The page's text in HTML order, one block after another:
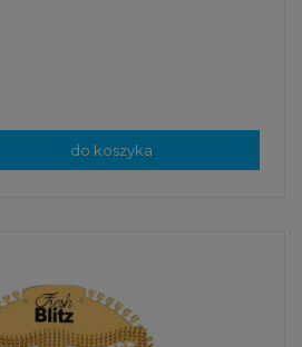
do koszyka